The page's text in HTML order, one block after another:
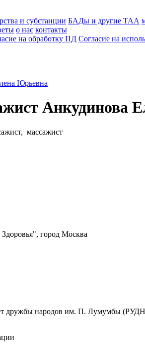
и субстанции БАДы и другие ТАА
о нас контакты
на обработку ПД Согласие на
Юрьевна
Анкудинова
массажист
город Москва
дружбы народов им. П. Лумумбы